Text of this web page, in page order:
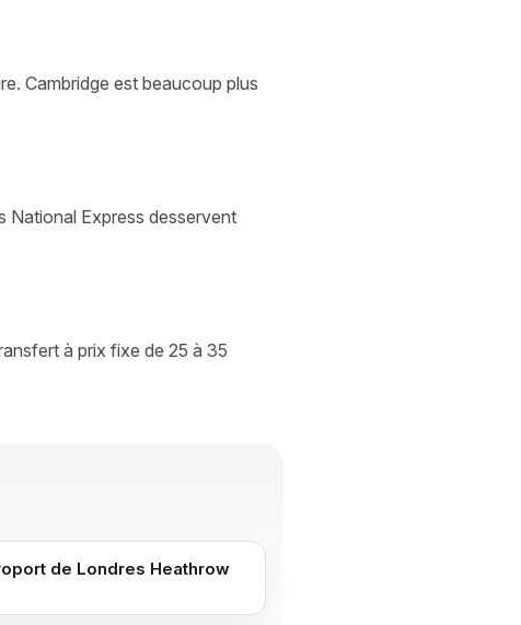
Cambridge est beaucoup plus
National Express desservent
à prix fixe de 25 à 35
de Londres Heathrow